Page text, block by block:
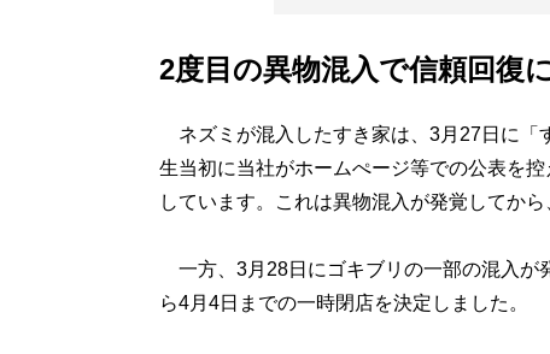
2度目の異物混入で信頼回復
ネズミが混入したすき家は、3月27日に「
生当初に当社がホームぺージ等での公表を
しています。これは異物混入が発覚してか
一方、3月28日にゴキブリの一部の混入が
ら4月4日までの一時閉店を決定しました。